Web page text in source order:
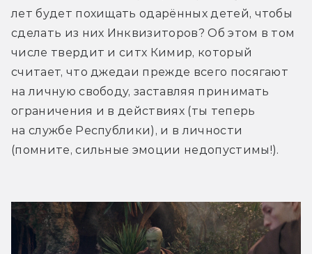
лет будет похищать одарённых детей, чтобы
сделать из них Инквизиторов? Об этом в том
числе твердит и ситх Кимир, который
считает, что джедаи прежде всего посягают
на личную свободу, заставляя принимать
ограничения и в действиях (ты теперь
на службе Республики), и в личности
(помните, сильные эмоции недопустимы!).